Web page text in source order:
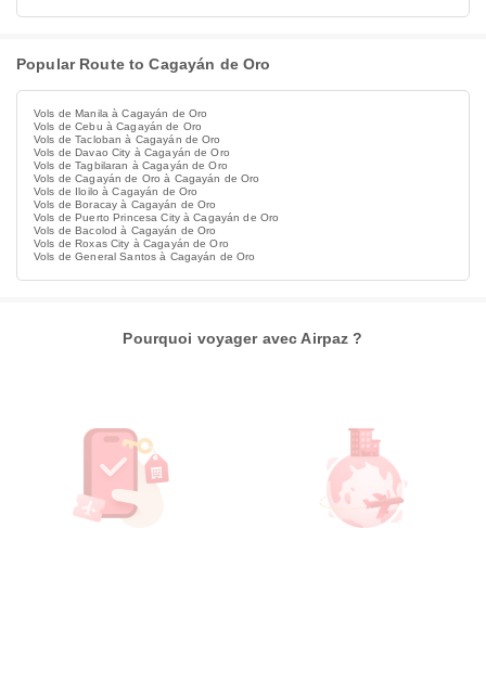
Popular Route to Cagayán de Oro
Vols de Manila à Cagayán de Oro
Vols de Cebu à Cagayán de Oro
Vols de Tacloban à Cagayán de Oro
Vols de Davao City à Cagayán de Oro
Vols de Tagbilaran à Cagayán de Oro
Vols de Cagayán de Oro à Cagayán de Oro
Vols de Iloilo à Cagayán de Oro
Vols de Boracay à Cagayán de Oro
Vols de Puerto Princesa City à Cagayán de Oro
Vols de Bacolod à Cagayán de Oro
Vols de Roxas City à Cagayán de Oro
Vols de General Santos à Cagayán de Oro
Pourquoi voyager avec Airpaz ?